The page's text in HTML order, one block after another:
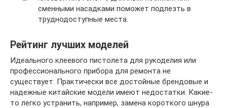
сменными насадками поможет подлезть в
труднодоступные места.
Рейтинг лучших моделей
Идеального клеевого пистолета для рукоделия или
профессионального прибора для ремонта не
существует. Практически все достойные брендовые и
надежные китайские модели имеют недостатки. Какие-
то легко устранить, например, замена короткого шнура